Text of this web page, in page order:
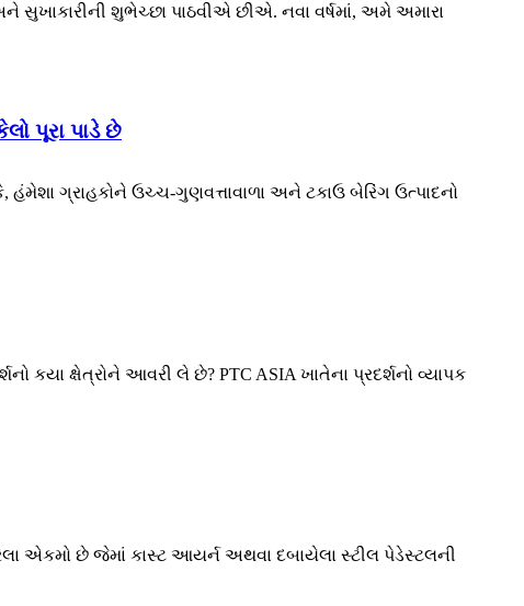
સુખાકારીની શુભેચ્છા પાઠવીએ છીએ. નવા વર્ષમાં, અમે અમારા
પૂરા પાડે છે
ગ્રાહકોને ઉચ્ચ-ગુણવત્તાવાળા અને ટકાઉ બેરિંગ ઉત્પાદનો
કયા ક્ષેત્રોને આવરી લે છે? PTC ASIA ખાતેના પ્રદર્શનો વ્યાપક
એકમો છે જેમાં કાસ્ટ આયર્ન અથવા દબાયેલા સ્ટીલ પેડેસ્ટલની